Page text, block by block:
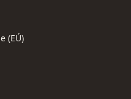
(EÚ)